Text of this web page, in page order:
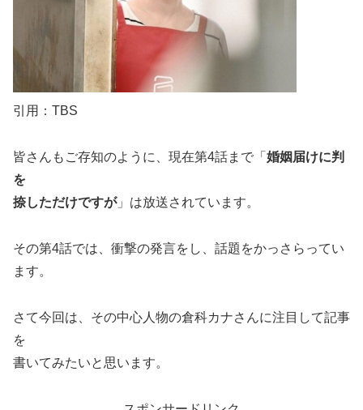
引用：TBS
皆さんもご存知のように、現在第4話まで「 婚姻届けに判
を
捺しただけですが」は放送されています。
その第4話では、衝撃の発言をし、話題をかっさらってい
ます。
さて今回は、その中心人物の倉科カナさんに注目して記事
を
書いてみたいと思います。